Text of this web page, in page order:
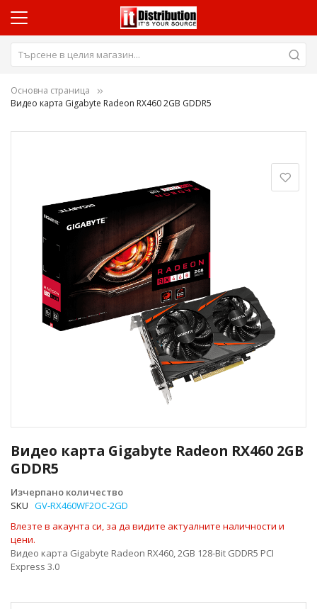
Основна страница
Видео карта Gigabyte Radeon RX460 2GB GDDR5
Видео карта Gigabyte Radeon RX460 2GB
GDDR5
Изчерпано количество
SKU GV-RX460WF2OC-2GD
Влезте в акаунта си, за да видите актуалните наличности и
цени.
Видео карта Gigabyte Radeon RX460, 2GB 128-Bit GDDR5 PCI
Express 3.0
изображенията
към
началото
на
галерия
със